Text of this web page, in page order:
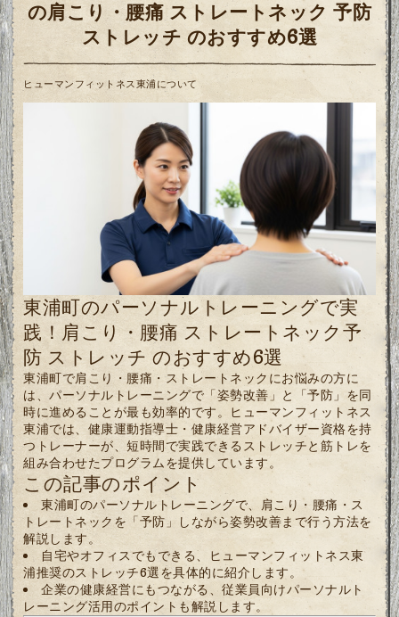
の肩こり・腰痛 ストレートネック 予防
ストレッチ のおすすめ6選
ヒューマンフィットネス東浦について
東浦町のパーソナルトレーニングで実
践！肩こり・腰痛 ストレートネック予
防 ストレッチ のおすすめ6選
東浦町で肩こり・腰痛・ストレートネックにお悩みの方に
は、パーソナルトレーニングで「姿勢改善」と「予防」を同
時に進めることが最も効率的です。ヒューマンフィットネス
東浦では、健康運動指導士・健康経営アドバイザー資格を持
つトレーナーが、短時間で実践できるストレッチと筋トレを
組み合わせたプログラムを提供しています。
この記事のポイント
東浦町のパーソナルトレーニングで、肩こり・腰痛・ス
トレートネックを「予防」しながら姿勢改善まで行う方法を
解説します。
自宅やオフィスでもできる、ヒューマンフィットネス東
浦推奨のストレッチ6選を具体的に紹介します。
企業の健康経営にもつながる、従業員向けパーソナルト
レーニング活用のポイントも解説します。